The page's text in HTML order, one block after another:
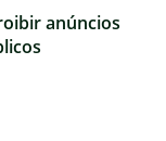
anúncios